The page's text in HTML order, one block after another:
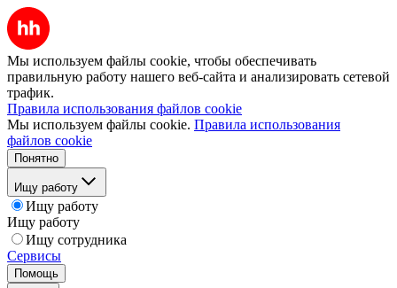
Мы используем файлы cookie, чтобы обеспечивать
правильную работу нашего веб-сайта и анализировать сетевой
трафик.
Правила использования файлов cookie
Мы используем файлы cookie. Правила использования
файлов cookie
Понятно
Ищу работу
Ищу работу
Ищу работу
Ищу сотрудника
Сервисы
Помощь